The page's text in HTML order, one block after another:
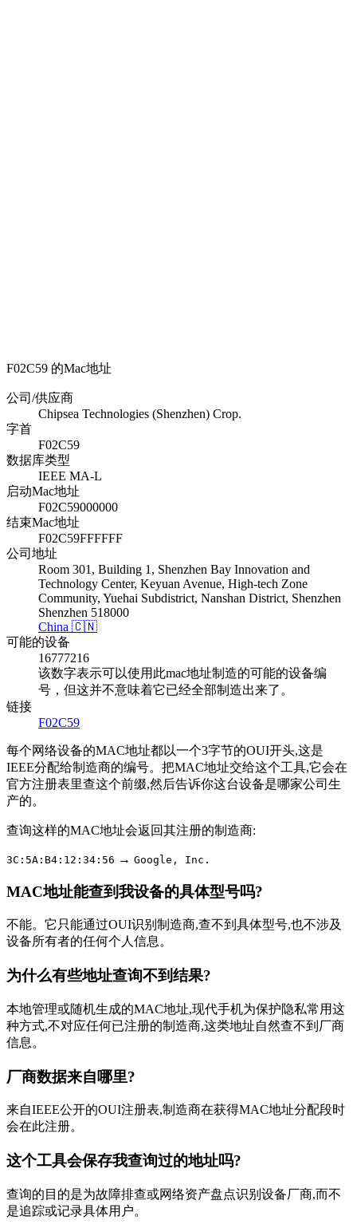
F02C59 的Mac地址
公司/供应商
Chipsea Technologies (Shenzhen) Crop.
字首
F02C59
数据库类型
IEEE MA-L
启动Mac地址
F02C59000000
结束Mac地址
F02C59FFFFFF
公司地址
Room 301, Building 1, Shenzhen Bay Innovation and
Technology Center, Keyuan Avenue, High-tech Zone
Community, Yuehai Subdistrict, Nanshan District, Shenzhen
Shenzhen 518000
China 🇨🇳
可能的设备
16777216
该数字表示可以使用此mac地址制造的可能的设备编
号，但这并不意味着它已经全部制造出来了。
链接
F02C59
每个网络设备的MAC地址都以一个3字节的OUI开头,这是
IEEE分配给制造商的编号。把MAC地址交给这个工具,它会在
官方注册表里查这个前缀,然后告诉你这台设备是哪家公司生
产的。
查询这样的MAC地址会返回其注册的制造商:
3C:5A:B4:12:34:56 → Google, Inc.
MAC地址能查到我设备的具体型号吗?
不能。它只能通过OUI识别制造商,查不到具体型号,也不涉及
设备所有者的任何个人信息。
为什么有些地址查询不到结果?
本地管理或随机生成的MAC地址,现代手机为保护隐私常用这
种方式,不对应任何已注册的制造商,这类地址自然查不到厂商
信息。
厂商数据来自哪里?
来自IEEE公开的OUI注册表,制造商在获得MAC地址分配段时
会在此注册。
这个工具会保存我查询过的地址吗?
查询的目的是为故障排查或网络资产盘点识别设备厂商,而不
是追踪或记录具体用户。